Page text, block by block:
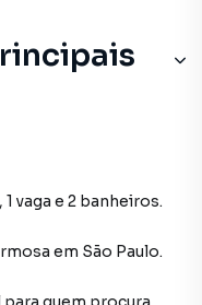
vaga e 2 banheiros.
em São Paulo.